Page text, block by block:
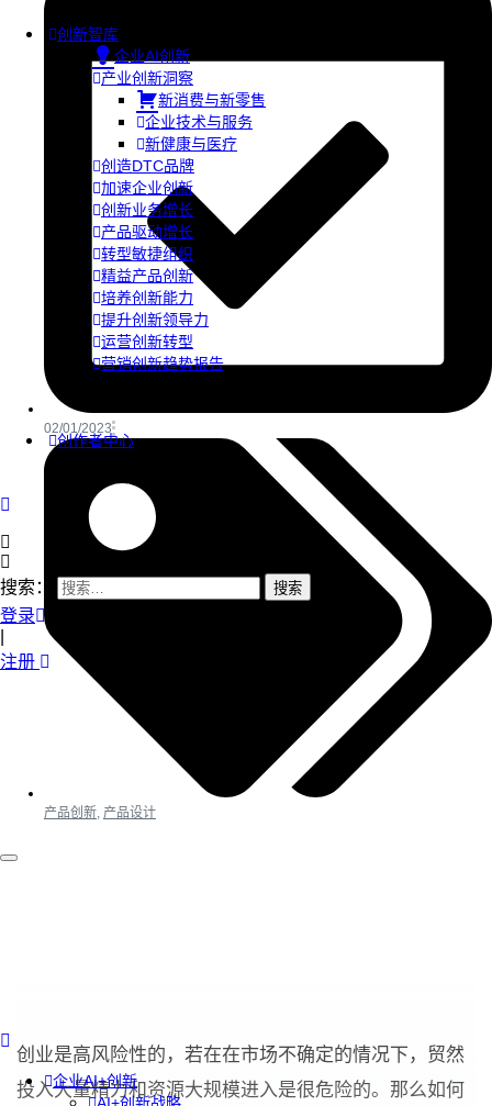
创新智库
企业AI创新
产业创新洞察
新消费与新零售
企业技术与服务
新健康与医疗
创造DTC品牌
加速企业创新
创新业务增长
产品驱动增长
转型敏捷组织
精益产品创新
培养创新能力
提升创新领导力
运营创新转型
营销创新趋势报告
创作者中心
搜索：
登录
注册
企业AI+创新
02/01/2023
产品创新 产品设计
创业是高风险性的，若在在市场不确定的情况下，贸然
投入大量精力和资源大规模进入是很危险的。那么如何